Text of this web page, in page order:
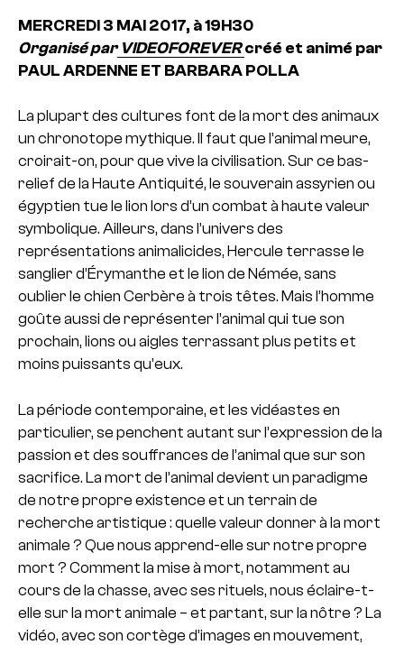
MERCREDI 3 MAI 2017, à 19H30
Organisé parVIDEOFOREVER créé et animé par
PAUL ARDENNE ET BARBARA POLLA
La plupart des cultures font de la mort des animaux
un chronotope mythique. Il faut que l’animal meure,
croirait-on, pour que vive la civilisation. Sur ce bas-
relief de la Haute Antiquité, le souverain assyrien ou
égyptien tue le lion lors d’un combat à haute valeur
symbolique. Ailleurs, dans l’univers des
représentations animalicides, Hercule terrasse le
sanglier d’Érymanthe et le lion de Némée, sans
oublier le chien Cerbère à trois têtes. Mais l’homme
goûte aussi de représenter l’animal qui tue son
prochain, lions ou aigles terrassant plus petits et
moins puissants qu’eux.
La période contemporaine, et les vidéastes en
particulier, se penchent autant sur l’expression de la
passion et des souffrances de l’animal que sur son
sacrifice. La mort de l’animal devient un paradigme
de notre propre existence et un terrain de
recherche artistique : quelle valeur donner à la mort
animale ? Que nous apprend-elle sur notre propre
mort ? Comment la mise à mort, notamment au
cours de la chasse, avec ses rituels, nous éclaire-t-
elle sur la mort animale – et partant, sur la nôtre ? La
vidéo, avec son cortège d’images en mouvement,